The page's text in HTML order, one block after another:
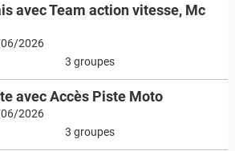
avec Team action vitesse, Mc
2026
3 groupes
avec Accès Piste Moto
2026
3 groupes